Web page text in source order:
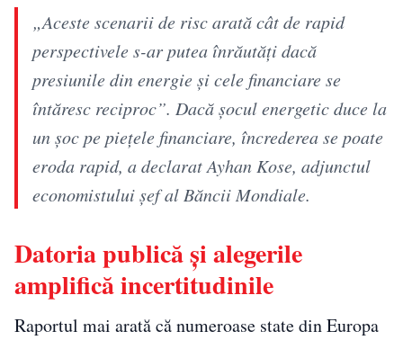
„Aceste scenarii de risc arată cât de rapid
perspectivele s-ar putea înrăutăți dacă
presiunile din energie și cele financiare se
întăresc reciproc”. Dacă șocul energetic duce la
un șoc pe piețele financiare, încrederea se poate
eroda rapid, a declarat Ayhan Kose, adjunctul
economistului șef al Băncii Mondiale.
Datoria publică și alegerile
amplifică incertitudinile
Raportul mai arată că numeroase state din Europa